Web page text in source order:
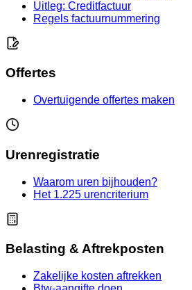
Uitleg: Creditfactuur
Regels factuurnummering
Offertes
Overtuigende offertes maken
Urenregistratie
Waarom uren bijhouden?
Het 1.225 urencriterium
Belasting & Aftrekposten
Zakelijke kosten aftrekken